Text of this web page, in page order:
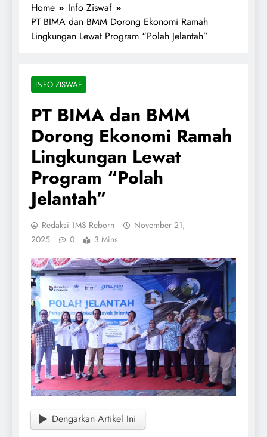
Home
Info Ziswaf
PT BIMA dan BMM Dorong Ekonomi Ramah
Lingkungan Lewat Program “Polah Jelantah”
INFO ZISWAF
PT BIMA dan BMM
Dorong Ekonomi Ramah
Lingkungan Lewat
Program “Polah
Jelantah”
Redaksi 1MS Reborn
November 21,
2025
0 3 Mins
Dengarkan Artikel Ini